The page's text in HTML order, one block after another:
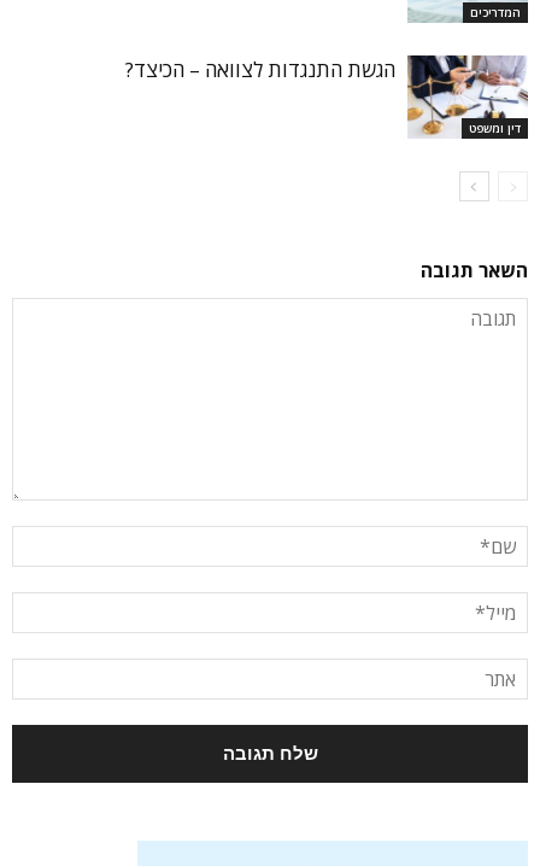
המדריכים
דין ומשפט
הגשת התנגדות לצוואה – הכיצד?
השאר תגובה